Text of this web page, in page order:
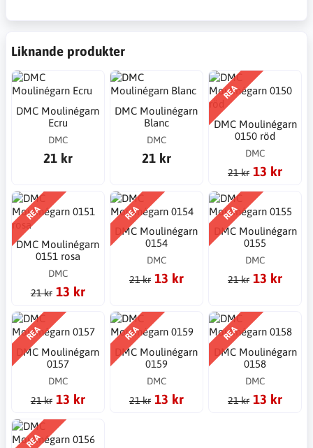
Liknande produkter
DMC Moulinégarn
Ecru
DMC
21 kr
DMC Moulinégarn
Blanc
DMC
21 kr
REA
DMC Moulinégarn
0150 röd
DMC
21 kr 13 kr
REA
DMC Moulinégarn
0151 rosa
DMC
21 kr 13 kr
REA
DMC Moulinégarn
0154
DMC
21 kr 13 kr
REA
DMC Moulinégarn
0155
DMC
21 kr 13 kr
REA
DMC Moulinégarn
0157
DMC
21 kr 13 kr
REA
DMC Moulinégarn
0159
DMC
21 kr 13 kr
REA
DMC Moulinégarn
0158
DMC
21 kr 13 kr
REA